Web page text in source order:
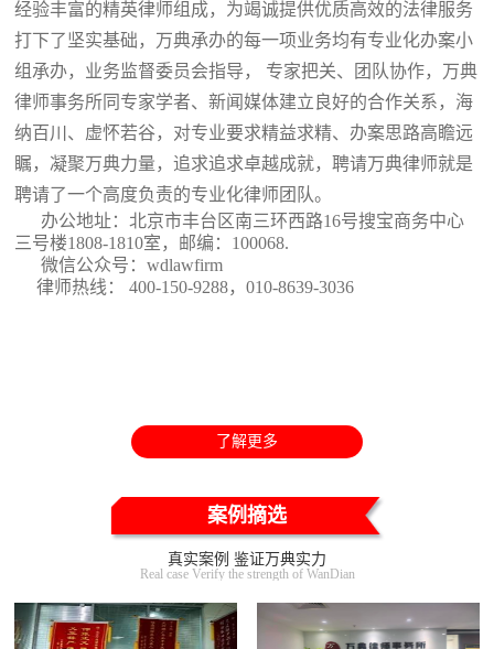
经验丰富的精英律师组成，为竭诚提供优质高效的法律服务
打下了坚实基础，万典承办的每一项业务均有专业化办案小
组承办，业务监督委员会指导， 专家把关、团队协作，万典
律师事务所同专家学者、新闻媒体建立良好的合作关系，海
纳百川、虚怀若谷，对专业要求精益求精、办案思路高瞻远
瞩，凝聚万典力量，追求追求卓越成就，聘请万典律师就是
聘请了一个高度负责的专业化律师团队。
办公地址：北京市丰台区南三环西路16号搜宝商务中心
三号楼1808-1810室 ，邮编：100068.
微信公众号：wdlawfirm
律师热线： 400-150-9288，010-8639-3036
了解更多
案例摘选
真实案例 鉴证万典实力
Real case Verify the strength of WanDian